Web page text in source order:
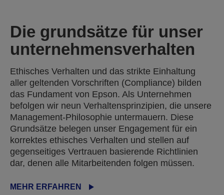
Die grundsätze für unser
unternehmensverhalten
Ethisches Verhalten und das strikte Einhaltung
aller geltenden Vorschriften (Compliance) bilden
das Fundament von Epson. Als Unternehmen
befolgen wir neun Verhaltensprinzipien, die unsere
Management-Philosophie untermauern. Diese
Grundsätze belegen unser Engagement für ein
korrektes ethisches Verhalten und stellen auf
gegenseitiges Vertrauen basierende Richtlinien
dar, denen alle Mitarbeitenden folgen müssen.
MEHR ERFAHREN